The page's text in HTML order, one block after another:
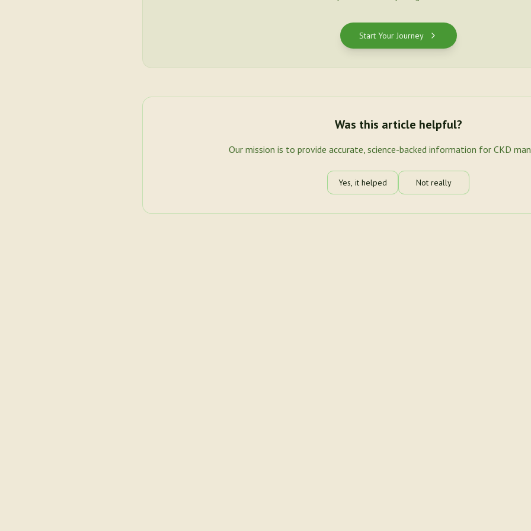
Start Your Journey
Was this article helpful?
Our mission is to provide accurate, science-backed information for CKD
Yes, it helped Not really